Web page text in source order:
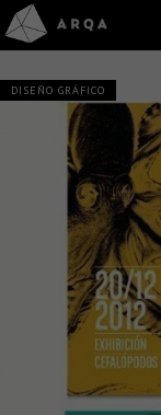
DISEÑO GRÁFICO